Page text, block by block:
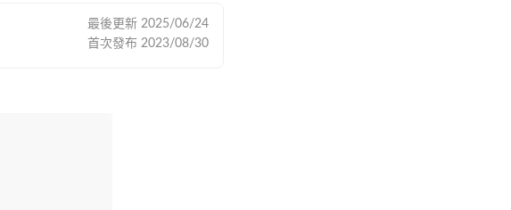
最後更新 2025/06/24
首次發布 2023/08/30